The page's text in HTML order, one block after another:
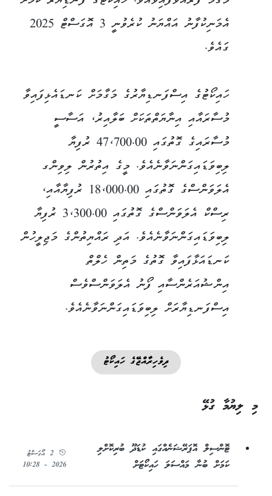
އެމަނިކުފާނު އައްޔަނު ކުރެވުނީ 3 އޮގަސްޓް 2025
ގައެވެ.
ހައިކޯޓުގެ އިސްފަނޑިޔާރުގެ މަގާމަށް ކަނޑައެޅިފައިވާ
މުސާރައާއި އިނާޔަތްތަކަށް ބަލާއިރު، އަސާސީ
މުސާރައިގެ ގޮތުގައި 47،700.00 ރުފިޔާ
ލިބިވަޑައިގަންނަވާނެއެވެ. މީގެ އިތުރުން ލިވިންގ
އެލަވަންސްގެ ގޮތުގައި 18،000.00 ރުފިޔާއާއި،
ރިސްކް އެލަވަންސްގެ ގޮތުގައި 3،300.00 ރުފިޔާ
ލިބިވަޑައިގަންނަވާނެއެވެ. އަދި ރައްޔިތުންގެ މަޖިލީހުން
ކަނޑައަޅާފައިވާ ގޮތުގެ މަތިން ހެލްތް
އިންޝުއަރެންސާއި ފޯނު އެލަވަންސްވެސް
އިސްފަނޑިޔާރަށް ލިބިވަޑައިގަންނަވާނެއެވެ.
ދިވެހިރާއްޖޭގެ ހައިކޯޓު
މި ލިޔުމާ ގުޅޭ
ޓޮންސިލް އޮޕަރޭޝަނެއްގައި ކުޑަދޫ ބުރިކޮށްލި
ކަމަށް ބުނާ މައްސަލަ ހައިކޯޓަށް
2 އޯގަސްޓު
2026 - 10:28